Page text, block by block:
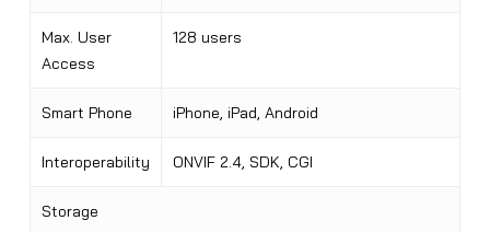
Max. User
Access
128 users
Smart Phone iPhone, iPad, Android
Interoperability ONVIF 2.4, SDK, CGI
Storage